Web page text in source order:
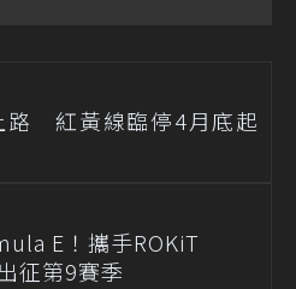
路 紅黃線臨停4月底起
E！攜手ROKiT
征第9賽季